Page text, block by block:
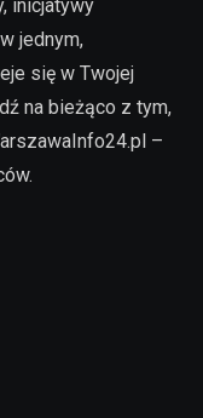
inicjatywy
jednym,
się w Twojej
na bieżąco z tym,
–